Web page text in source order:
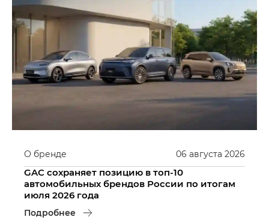
06 августа 2026
О бренде
GAC сохраняет позицию в топ-10
автомобильных брендов России по итогам
июля 2026 года
Подробнее